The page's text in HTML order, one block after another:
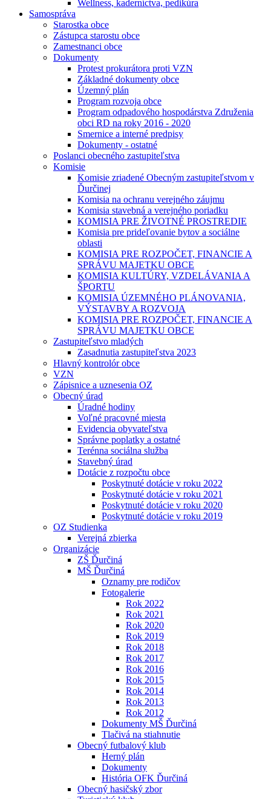
Wellness, kaderníctva, pedikúra
Samospráva
Starostka obce
Zástupca starostu obce
Zamestnanci obce
Dokumenty
Protest prokurátora proti VZN
Základné dokumenty obce
Územný plán
Program rozvoja obce
Program odpadového hospodárstva Združenia
obci RD na roky 2016 - 2020
Smernice a interné predpisy
Dokumenty - ostatné
Poslanci obecného zastupiteľstva
Komisie
Komisie zriadené Obecným zastupiteľstvom v
Ďurčinej
Komisia na ochranu verejného záujmu
Komisia stavebná a verejného poriadku
KOMISIA PRE ŽIVOTNÉ PROSTREDIE
Komisia pre prideľovanie bytov a sociálne
oblasti
KOMISIA PRE ROZPOČET, FINANCIE A
SPRÁVU MAJETKU OBCE
KOMISIA KULTÚRY, VZDELÁVANIA A
ŠPORTU
KOMISIA ÚZEMNÉHO PLÁNOVANIA,
VÝSTAVBY A ROZVOJA
KOMISIA PRE ROZPOČET, FINANCIE A
SPRÁVU MAJETKU OBCE
Zastupiteľstvo mladých
Zasadnutia zastupiteľstva 2023
Hlavný kontrolór obce
VZN
Zápisnice a uznesenia OZ
Obecný úrad
Úradné hodiny
Voľné pracovné miesta
Evidencia obyvateľstva
Správne poplatky a ostatné
Terénna sociálna služba
Stavebný úrad
Dotácie z rozpočtu obce
Poskytnuté dotácie v roku 2022
Poskytnuté dotácie v roku 2021
Poskytnuté dotácie v roku 2020
Poskytnuté dotácie v roku 2019
OZ Studienka
Verejná zbierka
Organizácie
ZŠ Ďurčiná
MŠ Ďurčiná
Oznamy pre rodičov
Fotogalerie
Rok 2022
Rok 2021
Rok 2020
Rok 2019
Rok 2018
Rok 2017
Rok 2016
Rok 2015
Rok 2014
Rok 2013
Rok 2012
Dokumenty MŠ Ďurčiná
Tlačivá na stiahnutie
Obecný futbalový klub
Herný plán
Dokumenty
História OFK Ďurčiná
Obecný hasičský zbor